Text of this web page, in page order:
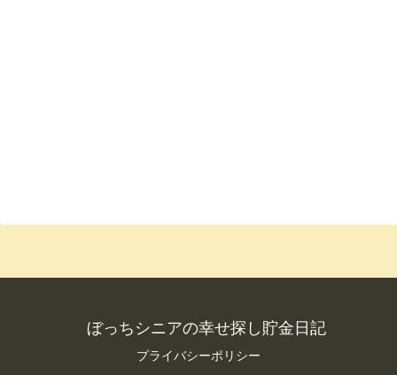
ぼっちシニアの幸せ探し貯金日記
プライバシーポリシー